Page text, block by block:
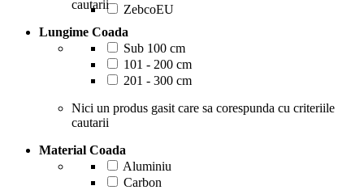
ZebcoEU
cautarii
Lungime Coada
Sub 100 cm
101 - 200 cm
201 - 300 cm
Nici un produs gasit care sa corespunda cu criteriile
cautarii
Material Coada
Aluminiu
Carbon